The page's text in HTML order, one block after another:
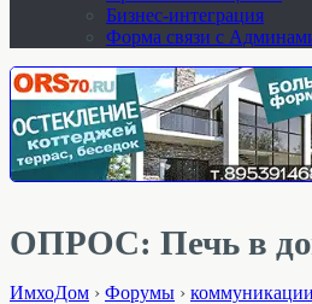
Бизнес-интеграция
Форма связи с
ОПРОС: Печь в
ИмхоДом › Форумы ›